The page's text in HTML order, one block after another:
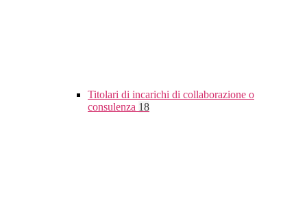
Titolari di incarichi di collaborazione o
consulenza 18